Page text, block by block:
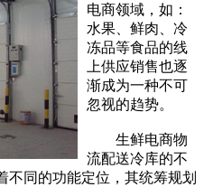
电商领域，如：
水果、鲜肉、冷
冻品等食品的线
上供应销售也逐
渐成为一种不可
忽视的趋势。
生鲜电商物
流配送冷库的不
不同的功能定位，其统筹规划